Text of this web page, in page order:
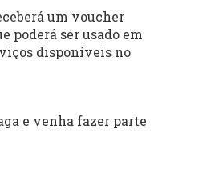
um voucher
poderá ser usado em
disponíveis no
e venha fazer parte